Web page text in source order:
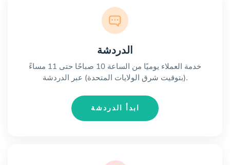
الدردشة
خدمة العملاء يوميًا من الساعة 10 صباحًا حتى 11 مساءً
(بتوقيت شرق الولايات المتحدة) عبر الدردشة.
ابدأ الدردشة